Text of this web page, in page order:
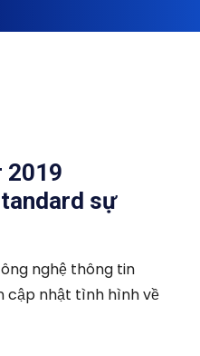
2019
sự
nghệ thông tin
cập nhật tình hình về